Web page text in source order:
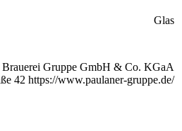
Glas
Brauerei Gruppe GmbH & Co. KGaA
42 https://www.paulaner-gruppe.de/